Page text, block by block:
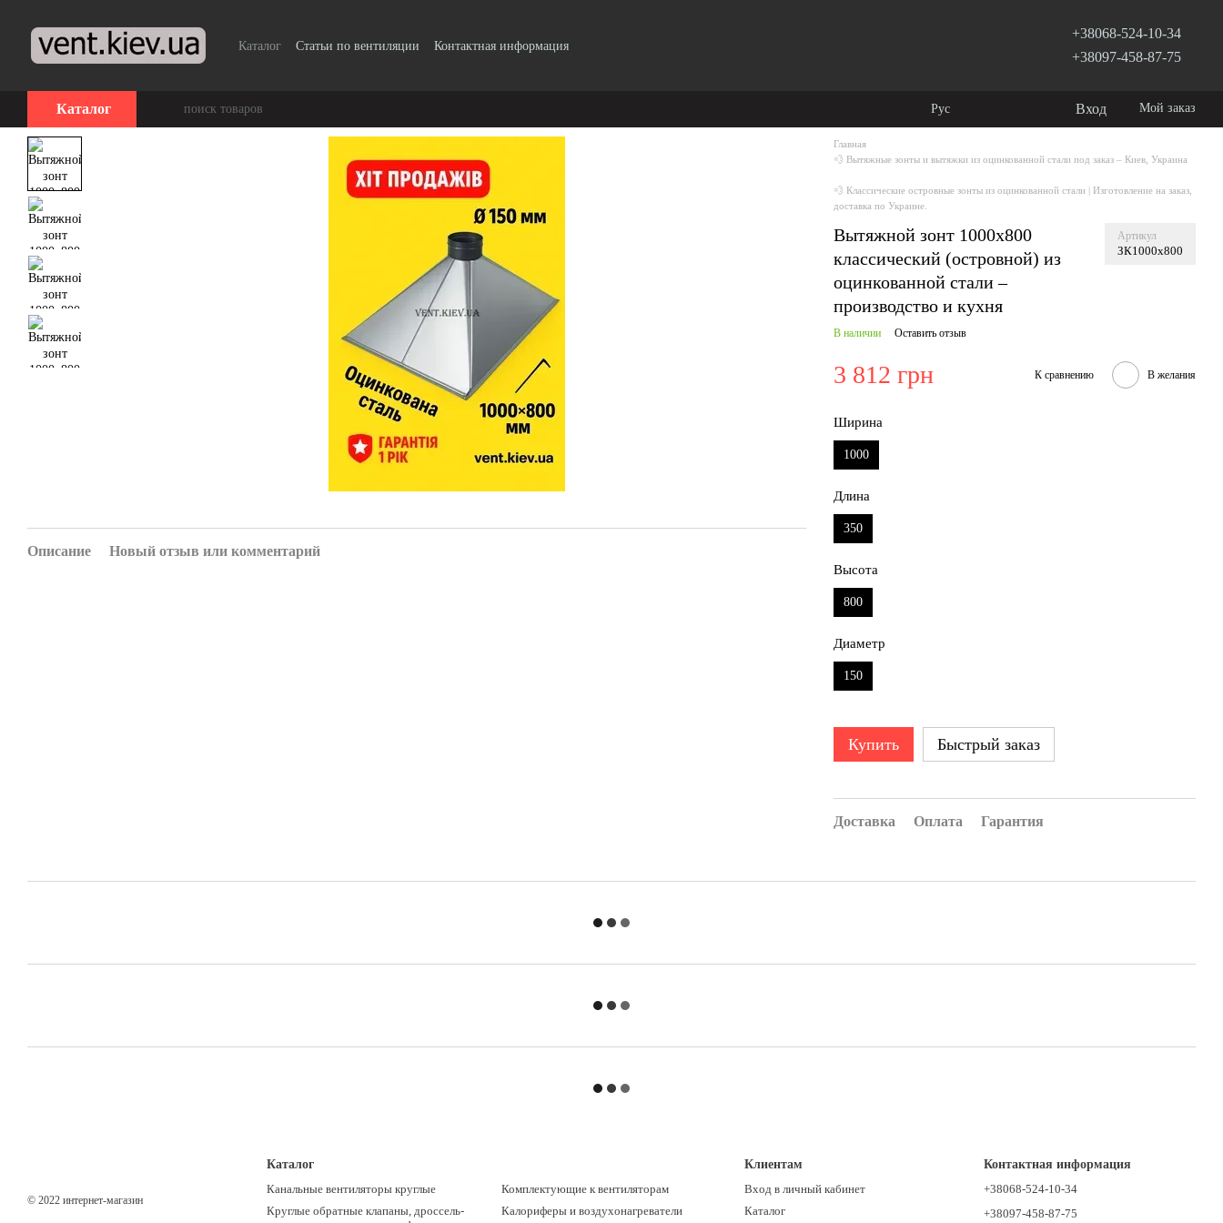
Каталог Статьи по вентиляции Контактная информация
+38068-524-10-34
+38097-458-87-75
Каталог Рус Вход Мой заказ
Главная
💨 Вытяжные зонты и вытяжки из оцинкованной стали под заказ – Киев, Украина
💨 Классические островные зонты из оцинкованной стали | Изготовление на заказ,
доставка по Украине.
Вытяжной зонт 1000х800
классический (островной) из
оцинкованной стали –
производство и кухня
Артикул
ЗК1000х800
В наличии Оставить отзыв
3 812 грн К сравнению В желания
Ширина
1000
Длина
350
Высота
800
Диаметр
150
Купить Быстрый заказ
Доставка Оплата Гарантия
Описание Новый отзыв или комментарий
© 2022 интернет-магазин
Каталог
Канальные вентиляторы круглые
Круглые обратные клапаны, дроссель-
Комплектующие к вентиляторам
Калориферы и воздухонагреватели
Клиентам
Вход в личный кабинет
Каталог
Контактная информация
+38068-524-10-34
+38097-458-87-75